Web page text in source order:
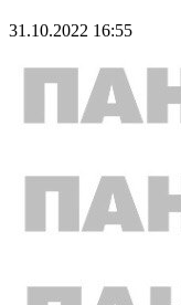
31.10.2022 16:55